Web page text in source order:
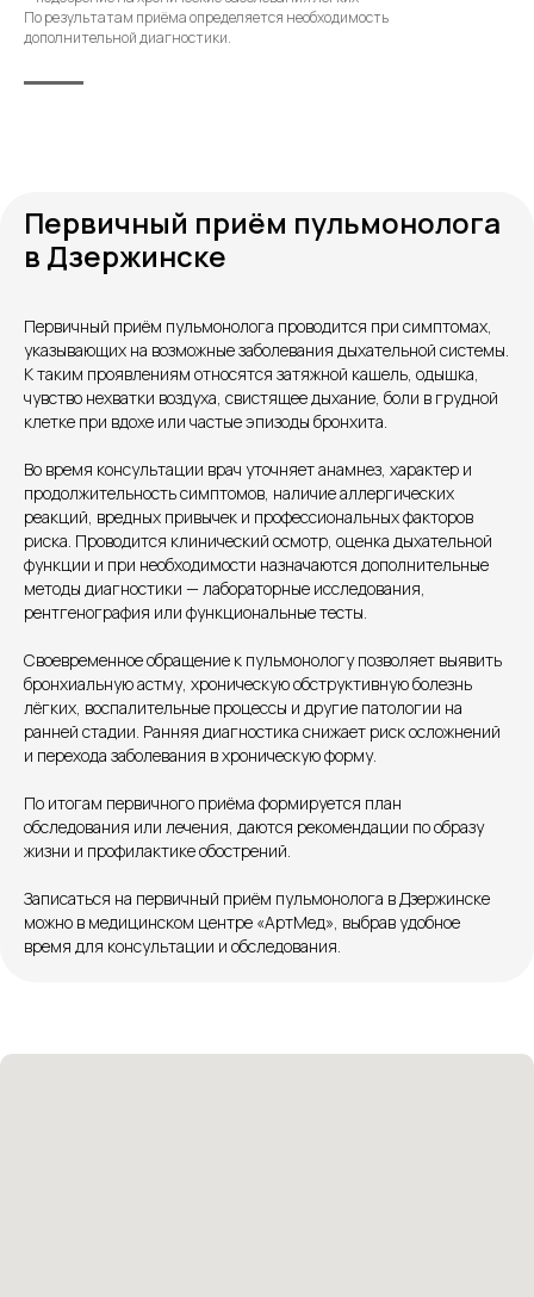
По результатам приёма определяется необходимость
дополнительной диагностики.
Первичный приём пульмонолога
в Дзержинске
Первичный приём пульмонолога проводится при симптомах,
указывающих на возможные заболевания дыхательной системы.
К таким проявлениям относятся затяжной кашель, одышка,
чувство нехватки воздуха, свистящее дыхание, боли в грудной
клетке при вдохе или частые эпизоды бронхита.
Во время консультации врач уточняет анамнез, характер и
продолжительность симптомов, наличие аллергических
реакций, вредных привычек и профессиональных факторов
риска. Проводится клинический осмотр, оценка дыхательной
функции и при необходимости назначаются дополнительные
методы диагностики — лабораторные исследования,
рентгенография или функциональные тесты.
Своевременное обращение к пульмонологу позволяет выявить
бронхиальную астму, хроническую обструктивную болезнь
лёгких, воспалительные процессы и другие патологии на
ранней стадии. Ранняя диагностика снижает риск осложнений
и перехода заболевания в хроническую форму.
По итогам первичного приёма формируется план
обследования или лечения, даются рекомендации по образу
жизни и профилактике обострений.
Записаться на первичный приём пульмонолога в Дзержинске
можно в медицинском центре «АртМед», выбрав удобное
время для консультации и обследования.
Сб. — с 08:00 до 18:00
Вс. — с 08:00 до 15:00
+7 8313 248 248
Единый номер
Петрищева д.35.пом.3
Патоличева 21Д,П.1
На ремонте
Новый
Соглашение сookie
Розыгрыши и актуальные новости
Подписывайся